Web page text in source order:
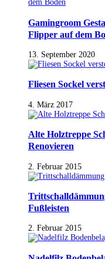
Gamingroom
Flipper auf dem
13. September 2020
Fliesen Sockel
4. März 2017
Alte Holztreppe
Renovieren
2. Februar 2015
Fußleisten
2. Februar 2015